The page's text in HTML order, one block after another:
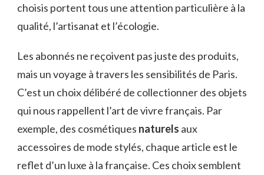
choisis portent tous une attention particulière à la
qualité, l’artisanat et l’écologie.
Les abonnés ne reçoivent pas juste des produits,
mais un voyage à travers les sensibilités de Paris.
C’est un choix délibéré de collectionner des objets
qui nous rappellent l’art de vivre français. Par
exemple, des cosmétiques naturels aux
accessoires de mode stylés, chaque article est le
reflet d’un luxe à la française. Ces choix semblent